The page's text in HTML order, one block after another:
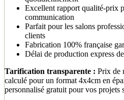
Excellent rapport qualité-prix
communication
Parfait pour les salons
clients
Fabrication 100% française
Délai de production express
Tarification transparente : Prix de
calculé pour un format 4x4cm en
personnalisé gratuit pour vos projets